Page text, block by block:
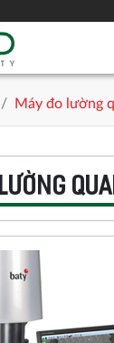
Máy đo lường